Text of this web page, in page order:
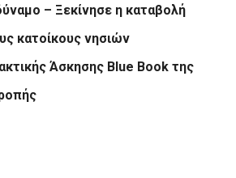
– Ξεκίνησε η καταβολή
κατοίκους νησιών
Άσκησης Blue Book της